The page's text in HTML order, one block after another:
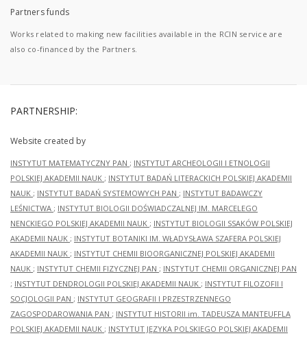
Partners funds
Works related to making new facilities available in the RCIN service are
also co-financed by the Partners.
PARTNERSHIP:
Website created by
INSTYTUT MATEMATYCZNY PAN ; INSTYTUT ARCHEOLOGII I ETNOLOGII
POLSKIEJ AKADEMII NAUK ; INSTYTUT BADAŃ LITERACKICH POLSKIEJ AKADEMII
NAUK ; INSTYTUT BADAŃ SYSTEMOWYCH PAN ; INSTYTUT BADAWCZY
LEŚNICTWA ; INSTYTUT BIOLOGII DOŚWIADCZALNEJ IM. MARCELEGO
NENCKIEGO POLSKIEJ AKADEMII NAUK ; INSTYTUT BIOLOGII SSAKÓW POLSKIEJ
AKADEMII NAUK ; INSTYTUT BOTANIKI IM. WŁADYSŁAWA SZAFERA POLSKIEJ
AKADEMII NAUK ; INSTYTUT CHEMII BIOORGANICZNEJ POLSKIEJ AKADEMII
NAUK ; INSTYTUT CHEMII FIZYCZNEJ PAN ; INSTYTUT CHEMII ORGANICZNEJ PAN
; INSTYTUT DENDROLOGII POLSKIEJ AKADEMII NAUK ; INSTYTUT FILOZOFII I
SOCJOLOGII PAN ; INSTYTUT GEOGRAFII I PRZESTRZENNEGO
ZAGOSPODAROWANIA PAN ; INSTYTUT HISTORII im. TADEUSZA MANTEUFFLA
POLSKIEJ AKADEMII NAUK ; INSTYTUT JĘZYKA POLSKIEGO POLSKIEJ AKADEMII